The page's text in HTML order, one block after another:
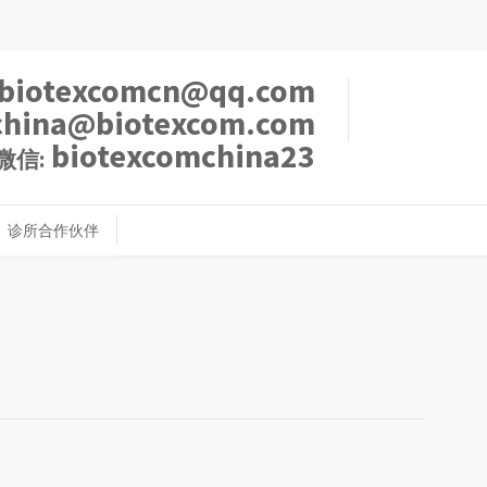
信: biotexcomchina23
诊所合作伙伴